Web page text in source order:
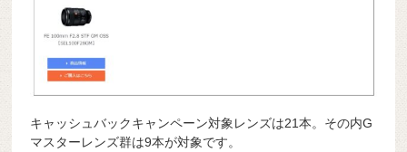
キャッシュバックキャンペーン対象レンズは21本。その内G
マスターレンズ群は9本が対象です。